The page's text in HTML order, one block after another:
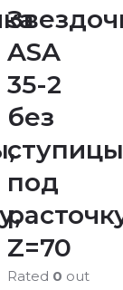
ASA
35-2
без
под
Z=70
Rated 0 out